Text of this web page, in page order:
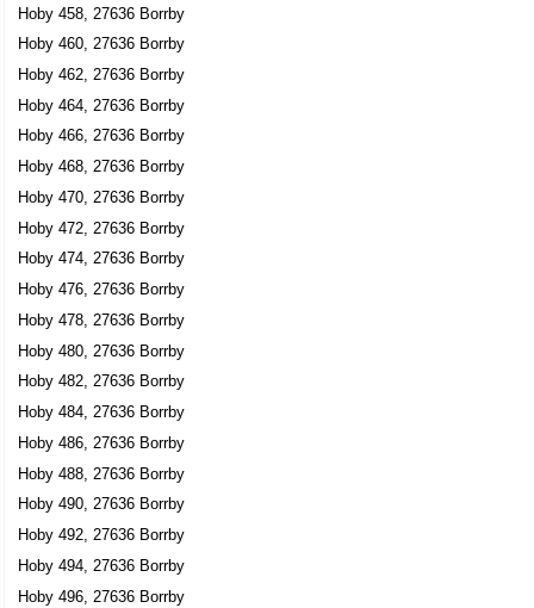
Hoby 458, 27636 Borrby
Hoby 460, 27636 Borrby
Hoby 462, 27636 Borrby
Hoby 464, 27636 Borrby
Hoby 466, 27636 Borrby
Hoby 468, 27636 Borrby
Hoby 470, 27636 Borrby
Hoby 472, 27636 Borrby
Hoby 474, 27636 Borrby
Hoby 476, 27636 Borrby
Hoby 478, 27636 Borrby
Hoby 480, 27636 Borrby
Hoby 482, 27636 Borrby
Hoby 484, 27636 Borrby
Hoby 486, 27636 Borrby
Hoby 488, 27636 Borrby
Hoby 490, 27636 Borrby
Hoby 492, 27636 Borrby
Hoby 494, 27636 Borrby
Hoby 496, 27636 Borrby